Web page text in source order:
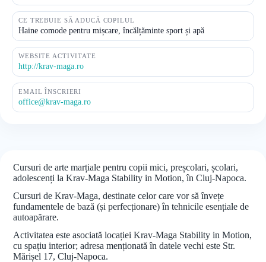
CE TREBUIE SĂ ADUCĂ COPILUL
Haine comode pentru mișcare, încălțăminte sport și apă
WEBSITE ACTIVITATE
http://krav-maga.ro
EMAIL ÎNSCRIERI
office@krav-maga.ro
Cursuri de arte marțiale pentru copii mici, preșcolari, școlari,
adolescenți la Krav-Maga Stability in Motion, în Cluj-Napoca.
Cursuri de Krav-Maga, destinate celor care vor să învețe
fundamentele de bază (și perfecționare) în tehnicile esențiale de
autoapărare.
Activitatea este asociată locației Krav-Maga Stability in Motion,
cu spațiu interior; adresa menționată în datele vechi este Str.
Mărișel 17, Cluj-Napoca.